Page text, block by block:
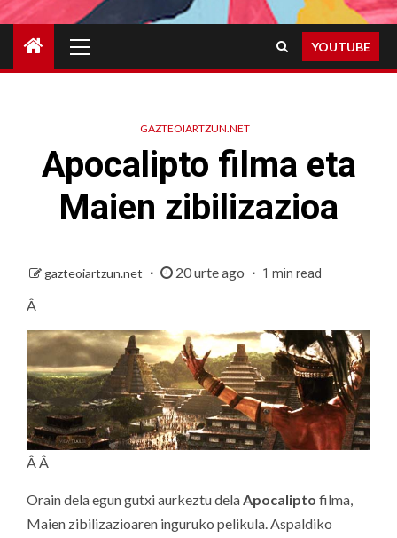
Menu
YOUTUBE
GAZTEOIARTZUN.NET
Apocalipto filma eta
Maien zibilizazioa
gazteoiartzun.net 20 urte ago 1 min read
Â
Â Â
Orain dela egun gutxi aurkeztu delaApocalipto filma,
Maien zibilizazioaren inguruko pelikula. Aspaldiko